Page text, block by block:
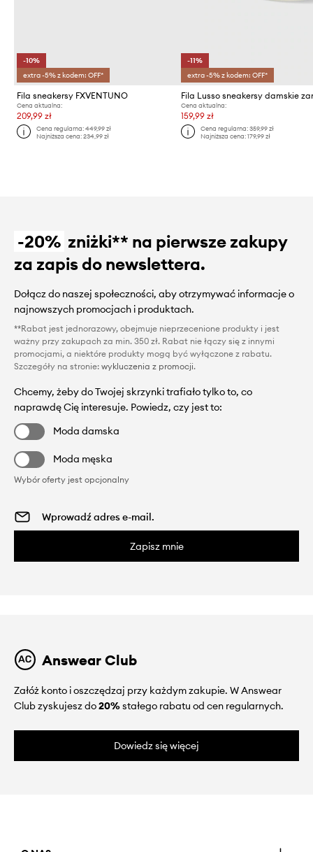
-10%
extra -5% z kodem: OFF*
Fila sneakersy FXVENTUNO
Cena aktualna:
209,99 zł
Cena regularna:449,99 zł
Najniższa cena:234,99 zł
-11%
extra -5% z kodem: OFF*
Cena aktualna:
159,99 zł
Cena regularna: 359,99 zł
Najniższa cena: 179,99 zł
-20% zniżki** na pierwsze zakupy
za zapis do newslettera.
Dołącz do naszej społeczności, aby otrzymywać informacje o
najnowszych promocjach i produktach.
**Rabat jest jednorazowy, obejmuje nieprzecenione produkty i jest
ważny przy zakupach za min. 350 zł. Rabat nie łączy się z innymi
promocjami, a niektóre produkty mogą być wyłączone z rabatu.
Szczegóły na stronie: wykluczenia z promocji.
Chcemy, żeby do Twojej skrzynki trafiało tylko to, co
naprawdę Cię interesuje. Powiedz, czy jest to:
Moda damska
Moda męska
Wybór oferty jest opcjonalny
Zapisz mnie
Answear Club
Załóż konto i oszczędzaj przy każdym zakupie. W Answear
Club zyskujesz do20%stałego rabatu od cen regularnych.
Dowiedz się więcej